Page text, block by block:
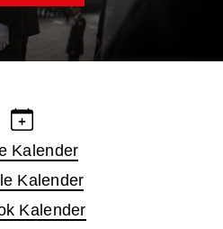
Kalender
Kalender
Kalender